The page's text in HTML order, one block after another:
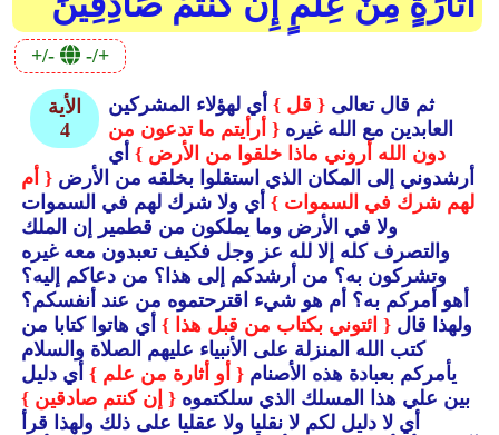
+/- -/+
الأية
4
ثم قال تعالى { قل }أي لهؤلاء المشركين
العابدين مع الله غيره { أرأيتم ما تدعون من
دون الله أروني ماذا خلقوا من الأرض }أي
أرشدوني إلى المكان الذي استقلوا بخلقه من الأرض { أم
لهم شرك في السموات }أي ولا شرك لهم في السموات
ولا في الأرض وما يملكون من قطمير إن الملك
والتصرف كله إلا لله عز وجل فكيف تعبدون معه غيره
وتشركون به؟ من أرشدكم إلى هذا؟ من دعاكم إليه؟
أهو أمركم به؟ أم هو شيء اقترحتموه من عند أنفسكم؟
ولهذا قال { ائتوني بكتاب من قبل هذا }أي هاتوا كتابا من
كتب الله المنزلة على الأنبياء عليهم الصلاة والسلام
يأمركم بعبادة هذه الأصنام { أو أثارة من علم }أي دليل
بين علي هذا المسلك الذي سلكتموه { إن كنتم صادقين }
أي لا دليل لكم لا نقليا ولا عقليا على ذلك ولهذا قرأ